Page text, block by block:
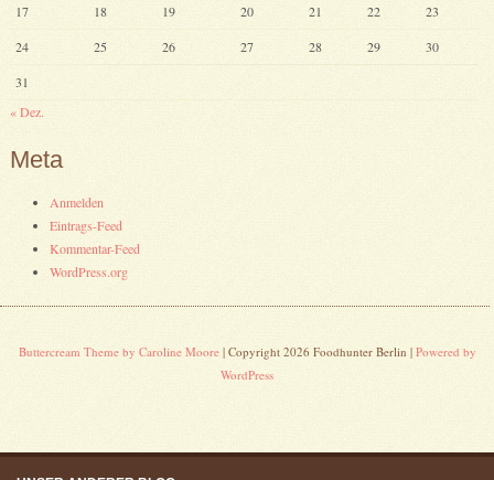
17
18 19 20 21 22
23
24
25 26 27 28 29
30
31
« Dez.
Meta
Anmelden
Eintrags-Feed
Kommentar-Feed
WordPress.org
Buttercream Theme by Caroline Moore| Copyright 2026 Foodhunter Berlin | Powered by
WordPress